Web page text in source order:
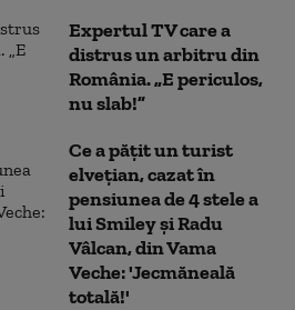
Expertul TV care a
distrus un arbitru din
România. „E periculos,
nu slab!”
Ce a pățit un turist
elvețian, cazat în
pensiunea de 4 stele a
lui Smiley și Radu
Vâlcan, din Vama
Veche: 'Jecmăneală
totală!'